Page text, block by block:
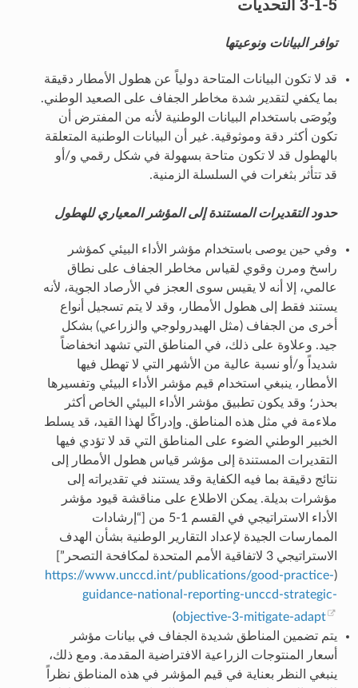
توافر البيانات ونوعيتها
قد لا تكون البيانات المتاحة دولياً عن هطول الأمطار دقيقة
بما يكفي لتقدير شدة مخاطر الجفاف على الصعيد الوطني.
ويُوصَى باستخدام البيانات الوطنية لأنه من المفترض أن
تكون أكثر دقة وموثوقية. غير أن البيانات الوطنية المتعلقة
بالهطول قد لا تكون متاحة بسهولة في شكل رقمي و/أو
قد تتأثر بثغرات في السلسلة الزمنية.
حدود التقديرات المستندة إلى المؤشر المعياري للهطول
وفي حين يوصى باستخدام مؤشر الأداء البيئي كمؤشر
راسخ ومرن وقوي لقياس مخاطر الجفاف على نطاق
عالمي، إلا أنه لا يقيس سوى العجز في الأرصاد الجوية، لأنه
يستند فقط إلى هطول الأمطار، وقد لا يتم تسجيل أنواع
أخرى من الجفاف (مثل الهيدرولوجي والزراعي) بشكل
جيد. وعلاوة على ذلك، في المناطق التي تشهد انخفاضاً
شديداً و/أو نسبة عالية من الأشهر التي لا تهطل فيها
الأمطار، ينبغي استخدام قيم مؤشر الأداء البيئي وتفسيرها
بحذر؛ وقد يكون تطبيق مؤشر الأداء البيئي الخاص أكثر
ملاءمة في مثل هذه المناطق. وإدراكًا لهذا القيد، قد يسلط
الخبير الوطني الضوء على المناطق التي قد لا تؤدي فيها
التقديرات المستندة إلى مؤشر قياس هطول الأمطار إلى
نتائج دقيقة بما فيه الكفاية وقد يستند في تقديراته إلى
مؤشرات بديلة. يمكن الاطلاع على مناقشة قيود مؤشر
الأداء الاستراتيجي في القسم 1-5 من [“إرشادات
الممارسات الجيدة لإعداد التقارير الوطنية بشأن الهدف
الاستراتيجي 3 لاتفاقية الأمم المتحدة لمكافحة التصحر”]
(
https://www.unccd.int/publications/good-practice-
guidance-national-reporting-unccd-strategic-
objective-3-mitigate-adapt
)
يتم تضمين المناطق شديدة الجفاف في بيانات مؤشر
أسعار المنتوجات الزراعية الافتراضية المقدمة. ومع ذلك،
ينبغي النظر بعناية في قيم المؤشر في هذه المناطق نظراً